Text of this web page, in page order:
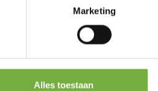
Marketing
Alles toestaan